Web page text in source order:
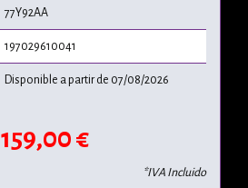
77Y92AA
197029610041
Disponible a partir de 07/08/2026
159,00 €
*IVA Incluido